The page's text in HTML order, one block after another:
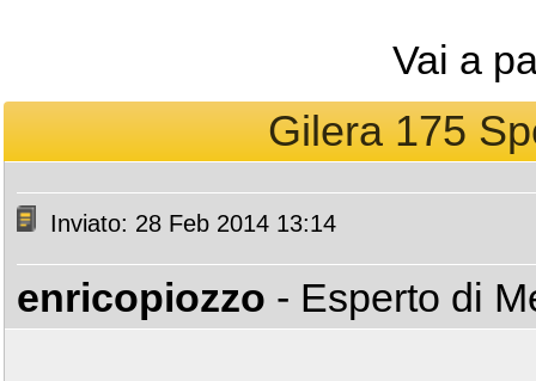
Vai a
Gilera 175
Inviato: 28 Feb 2014 13:14
enricopiozzo - Esperto di